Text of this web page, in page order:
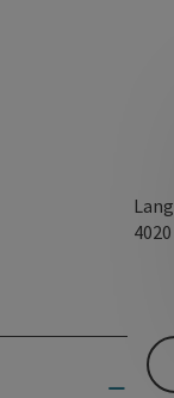
4020